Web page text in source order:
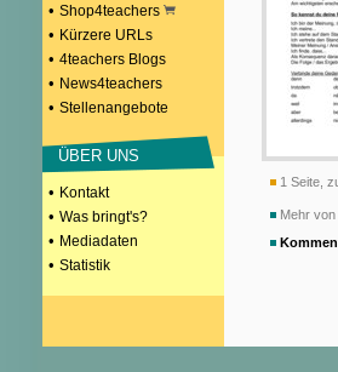
• Shop4teachers
• Kürzere URLs
• 4teachers Blogs
• News4teachers
• Stellenangebote
ÜBER UNS
• Kontakt
• Was bringt's?
• Mediadaten
• Statistik
1 Seite,
Mehr